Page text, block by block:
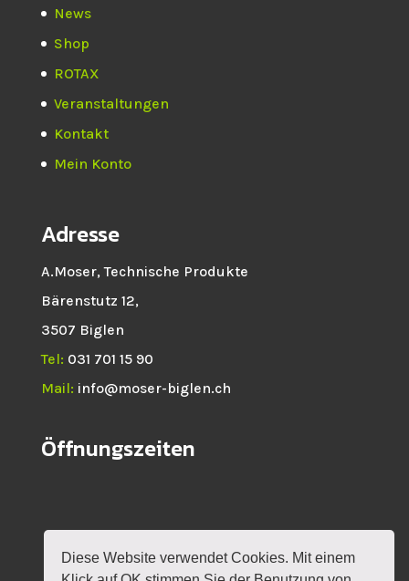
Diese Website verwendet Cookies. Mit einem
News
Shop
ROTAX
Veranstaltungen
Kontakt
Mein Konto
Adresse
A.Moser, Technische Produkte
Bärenstutz 12,
3507 Biglen
Tel: 031 701 15 90
Mail: info@moser-biglen.ch
Öffnungszeiten
HOME NEWS SHOP ROTAX